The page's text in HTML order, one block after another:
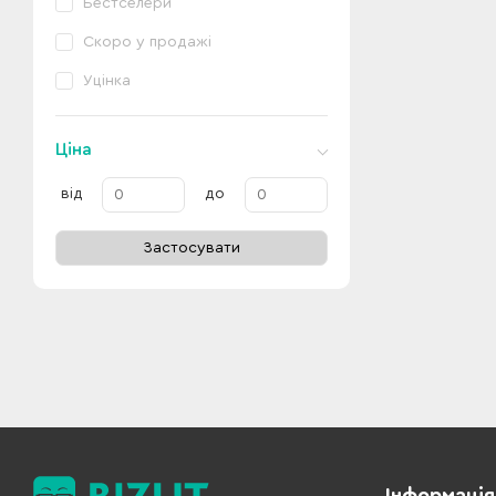
Бестселери
Скоро у продажі
Уцінка
Ціна
від до
Застосувати